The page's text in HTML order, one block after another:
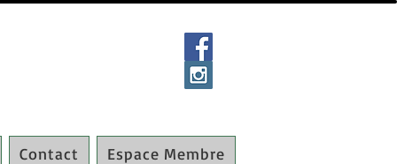
Contact Espace Membre